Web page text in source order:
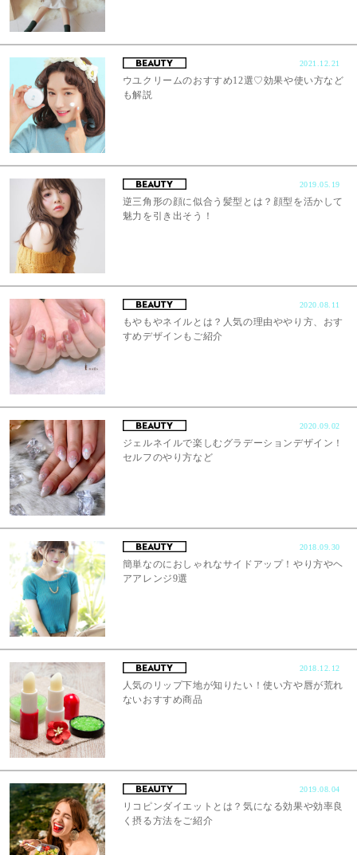
2021.12.21
ウユクリームのおすすめ12選♡効果や使い方など
も解説
2019.05.19
逆三角形の顔に似合う髪型とは？顔型を活かして
魅力を引き出そう！
2020.08.11
もやもやネイルとは？人気の理由ややり方、おす
すめデザインもご紹介
2020.09.02
ジェルネイルで楽しむグラデーションデザイン！
セルフのやり方など
2018.09.30
簡単なのにおしゃれなサイドアップ！やり方やヘ
アアレンジ9選
2018.12.12
人気のリップ下地が知りたい！使い方や唇が荒れ
ないおすすめ商品
2019.08.04
リコピンダイエットとは？気になる効果や効率良
く摂る方法をご紹介